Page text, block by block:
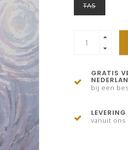
TAS
GRATIS
bij een
vanuit ons